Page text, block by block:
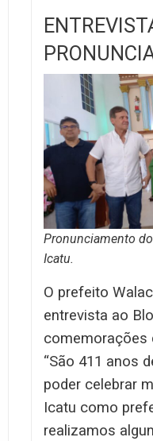
Pronunciamento
Icatu.
O prefeito
entrevista ao
comemorações
“São 411 anos
poder celebrar
Icatu como
realizamos